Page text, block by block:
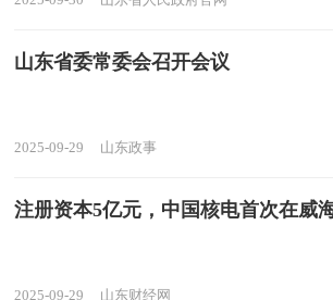
山东省委常委会召开会议
2025-09-29 山东政事
注册资本5亿元，中国核电首次在威
2025-09-29 山东财经网